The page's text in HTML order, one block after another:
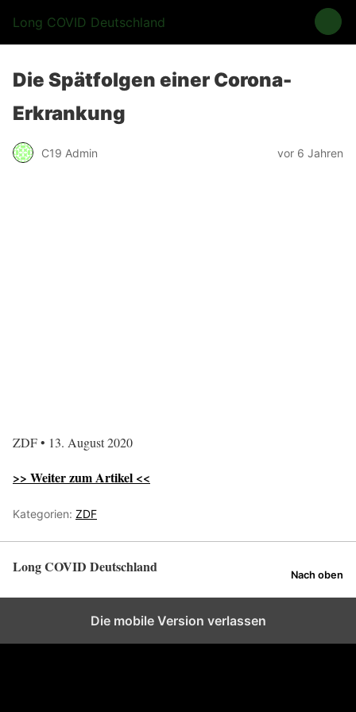
Long COVID Deutschland
Die Spätfolgen einer Corona-
Erkrankung
C19 Admin vor 6 Jahren
ZDF • 13. August 2020
>> Weiter zum Artikel <<
Kategorien: ZDF
Long COVID Deutschland Nach oben
Die mobile Version verlassen